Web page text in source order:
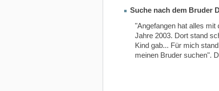
Suche nach dem Bruder
"Angefangen hat alles
Jahre 2003. Dort stand
Kind gab... Für mich
meinen Bruder suchen".